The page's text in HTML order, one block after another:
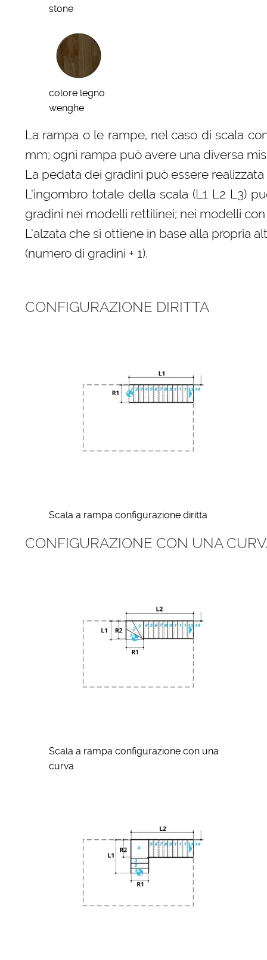
stone
colore legno
wenghe
La rampa o le rampe, nel caso di scala
mm; ogni rampa può avere una diversa
La pedata dei gradini può essere
L’ingombro totale della scala (L1 L2 L3)
gradini nei modelli rettilinei; nei modelli
L’alzata che si ottiene in base alla
(numero di gradini + 1).
CONFIGURAZIONE DIRITTA
Scala a rampa configurazione diritta
CONFIGURAZIONE CON UNA
Scala a rampa configurazione con una
curva